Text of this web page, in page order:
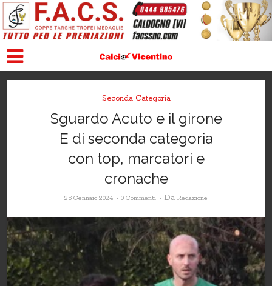
Seconda Categoria
Sguardo Acuto e il girone
E di seconda categoria
con top, marcatori e
cronache
25 Gennaio 2024 0 Commenti Da Redazione